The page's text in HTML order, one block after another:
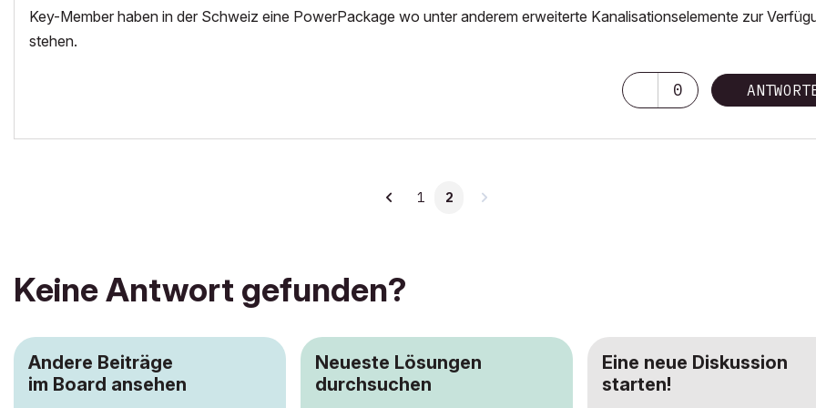
Key-Member haben in der Schweiz eine PowerPackage wo unter anderem erweiterte Kanalisationselemente zur
stehen.
0
1 2
Keine Antwort gefunden?
Andere Beiträge
im Board ansehen
Neueste Lösungen
durchsuchen
Eine neue Diskussion
starten!